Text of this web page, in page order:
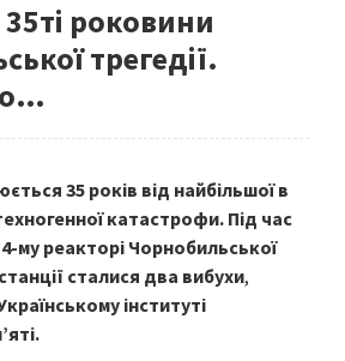
35ті роковини
трегедії.
35 років від найбільшої в
катастрофи. Під час
му реакторі Чорнобильської
сталися два вибухи,
інституті